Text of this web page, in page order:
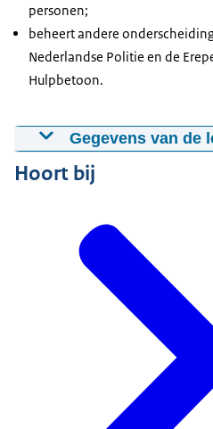
personen;
beheert andere
Nederlandse Politie en de
Hulpbetoon.
Gegevens van de
Hoort bij